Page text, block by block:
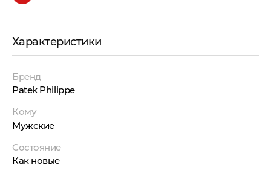
Характеристики
Бренд
Patek Philippe
Кому
Мужские
Состояние
Как новые